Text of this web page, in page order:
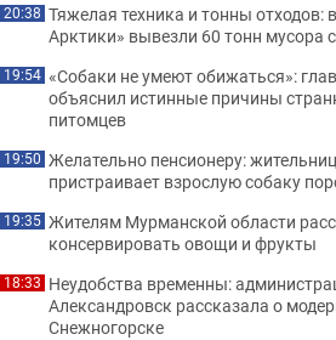
20:38 Тяжелая техника и тонны отходов:
Арктики» вывезли 60 тонн мусора
19:54 «Собаки не умеют обижаться»:
объяснил истинные причины
питомцев
19:50 Желательно пенсионеру:
пристраивает взрослую собаку
19:35 Жителям Мурманской области
консервировать овощи и фрукты
18:33 Неудобства временны:
Александровск рассказала о
Снежногорске